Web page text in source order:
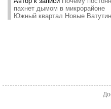
пахнет дымом в микрорайоне
Южный квартал Новые